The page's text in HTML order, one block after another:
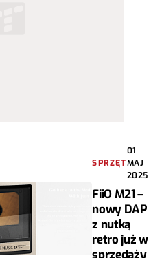
SPRZĘT
01
MAJ
2025
FiiO M21 –
nowy DAP
z nutką
retro już w